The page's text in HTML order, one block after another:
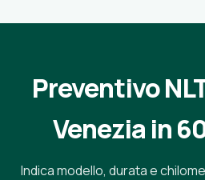
Preventivo
Venezia in
Indica modello, durata e